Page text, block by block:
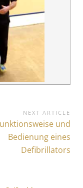
NEXT ARTICLE
und
Bedienung eines
Defibrillators